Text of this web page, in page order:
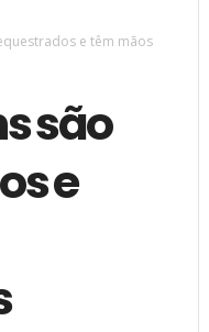
e têm mãos
são
e